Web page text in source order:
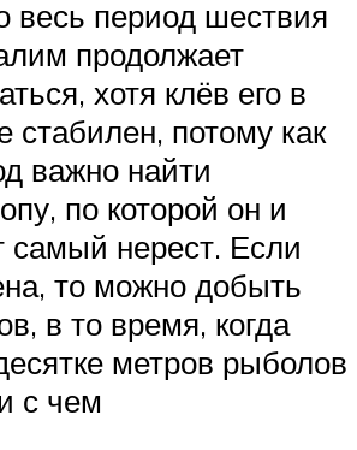
весь период шествия
продолжает
хотя клёв его в
стабилен, потому как
важно найти
по которой он и
самый нерест. Если
то можно добыть
в то время, когда
метров рыболов
с чем